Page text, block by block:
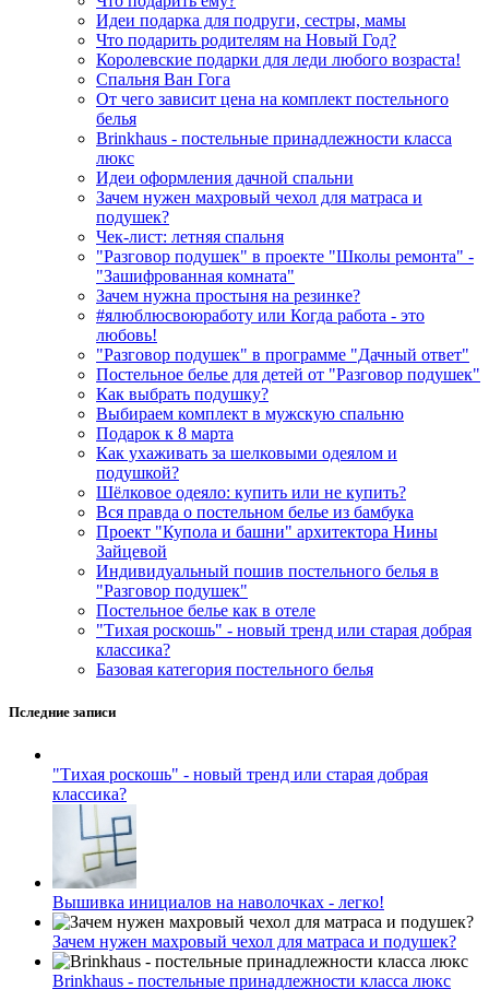
Идеи подарка для подруги, сестры, мамы
Что подарить родителям на Новый Год?
Королевские подарки для леди любого возраста!
Спальня Ван Гога
От чего зависит цена на комплект постельного
белья
Brinkhaus - постельные принадлежности класса
люкс
Идеи оформления дачной спальни
Зачем нужен махровый чехол для матраса и
подушек?
Чек-лист: летняя спальня
"Разговор подушек" в проекте "Школы ремонта" -
"Зашифрованная комната"
Зачем нужна простыня на резинке?
#ялюблюсвоюработу или Когда работа - это
любовь!
"Разговор подушек" в программе "Дачный ответ"
Постельное белье для детей от "Разговор подушек"
Как выбрать подушку?
Выбираем комплект в мужскую спальню
Подарок к 8 марта
Как ухаживать за шелковыми одеялом и
подушкой?
Шёлковое одеяло: купить или не купить?
Вся правда о постельном белье из бамбука
Проект "Купола и башни" архитектора Нины
Зайцевой
Индивидуальный пошив постельного белья в
"Разговор подушек"
Постельное белье как в отеле
"Тихая роскошь" - новый тренд или старая добрая
классика?
Базовая категория постельного белья
Пследние записи
"Тихая роскошь" - новый тренд или старая добрая
классика?
Вышивка инициалов на наволочках - легко!
Зачем нужен махровый чехол для матраса и подушек?
Brinkhaus - постельные принадлежности класса люкс